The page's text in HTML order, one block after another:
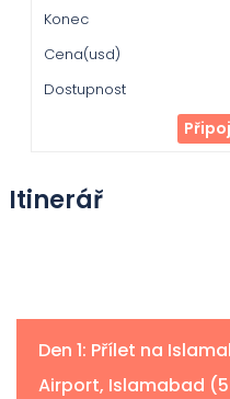
Itinerář
Den 1: Přílet na
Airport, Islamabad